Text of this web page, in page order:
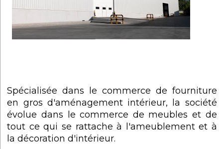
Spécialisée dans le commerce de fourniture
en gros d'aménagement intérieur, la société
évolue dans le commerce de meubles et de
tout ce qui se rattache à l'ameublement et à
la décoration d'intérieur.